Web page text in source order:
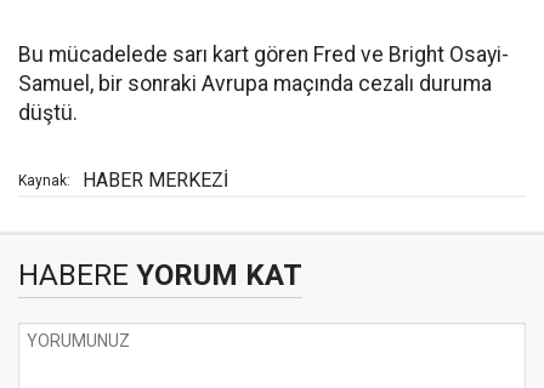
Bu mücadelede sarı kart gören Fred ve Bright Osayi-
Samuel, bir sonraki Avrupa maçında cezalı duruma
düştü.
Kaynak: HABER MERKEZİ
HABERE YORUM KAT